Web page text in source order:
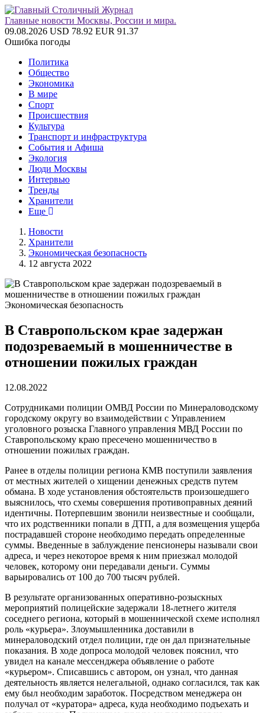
Главные новости Москвы, России и мира.
09.08.2026 USD 78.92 EUR 91.37
Ошибка погоды
Политика
Общество
Экономика
В мире
Спорт
Происшествия
Культура
Транспорт и инфраструктура
События и Афиша
Экология
Люди Москвы
Интервью
Тренды
Хранители
Еще
Новости
Хранители
Экономическая безопасность
12 августа 2022
Экономическая безопасность
В Ставропольском крае задержан
подозреваемый в мошенничестве в
отношении пожилых граждан
12.08.2022
Сотрудниками полиции ОМВД России по Минераловодскому
городскому округу во взаимодействии с Управлением
уголовного розыска Главного управления МВД России по
Ставропольскому краю пресечено мошенничество в
отношении пожилых граждан.
Ранее в отделы полиции региона КМВ поступили заявления
от местных жителей о хищении денежных средств путем
обмана. В ходе установления обстоятельств произошедшего
выяснилось, что схемы совершения противоправных деяний
идентичны. Потерпевшим звонили неизвестные и сообщали,
что их родственники попали в ДТП, а для возмещения ущерба
пострадавшей стороне необходимо передать определенные
суммы. Введенные в заблуждение пенсионеры называли свои
адреса, и через некоторое время к ним приезжал молодой
человек, которому они передавали деньги. Суммы
варьировались от 100 до 700 тысяч рублей.
В результате организованных оперативно-розыскных
мероприятий полицейские задержали 18-летнего жителя
соседнего региона, который в мошеннической схеме исполнял
роль «курьера». Злоумышленника доставили в
минераловодский отдел полиции, где он дал признательные
показания. В ходе допроса молодой человек пояснил, что
увидел на канале мессенджера объявление о работе
«курьером». Списавшись с автором, он узнал, что данная
деятельность является нелегальной, однако согласился, так как
ему был необходим заработок. Посредством менеджера он
получал от «куратора» адреса, куда необходимо подъехать и